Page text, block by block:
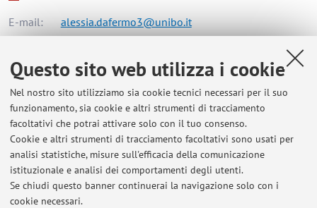
Questo sito web utilizza i cookie
Nel nostro sito utilizziamo sia cookie tecnici necessari per il suo
funzionamento, sia cookie e altri strumenti di tracciamento
facoltativi che potrai attivare solo con il tuo consenso.
Cookie e altri strumenti di tracciamento facoltativi sono usati per
analisi statistiche, misure sull'efficacia della comunicazione
istituzionale e analisi dei comportamenti degli utenti.
Se chiudi questo banner continuerai la navigazione solo con i
cookie necessari.
E-mail: alessia.dafermo3@unibo.it
Dipartimento di Farmacia e Biotecnologie
Via Belmeloro 6, Bologna -Vai alla mappa
Risorse in rete
ORCID